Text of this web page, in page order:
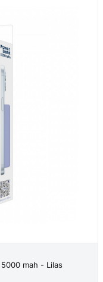
mah - Lilas